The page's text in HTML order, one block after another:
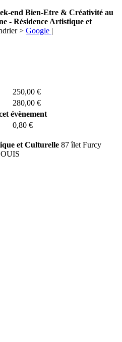
end Bien-Etre & Créativité au
- Résidence Artistique et
> Google |
250,00 €
280,00 €
évènement
0,80 €
et Culturelle 87 îlet Furcy